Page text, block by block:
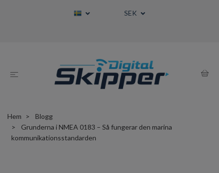
SEK
Hem
Blogg
Grunderna i NMEA 0183 – Så fungerar den marina
kommunikationsstandarden